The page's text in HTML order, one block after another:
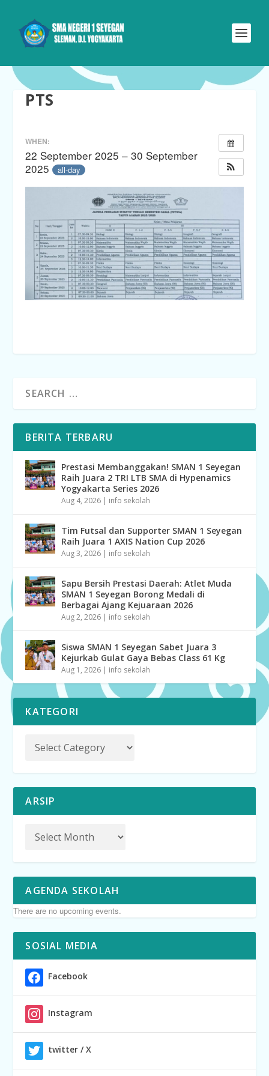
PTS
WHEN:
22 September 2025 – 30 September
2025 all-day
BERITA TERBARU
Prestasi Membanggakan! SMAN 1 Seyegan
Raih Juara 2 TRI LTB SMA di Hypenamics
Yogyakarta Series 2026
Aug 4, 2026 | info sekolah
Tim Futsal dan Supporter SMAN 1 Seyegan
Raih Juara 1 AXIS Nation Cup 2026
Aug 3, 2026 | info sekolah
Sapu Bersih Prestasi Daerah: Atlet Muda
SMAN 1 Seyegan Borong Medali di
Berbagai Ajang Kejuaraan 2026
Aug 2, 2026 | info sekolah
Siswa SMAN 1 Seyegan Sabet Juara 3
Kejurkab Gulat Gaya Bebas Class 61 Kg
Aug 1, 2026 | info sekolah
KATEGORI
ARSIP
AGENDA SEKOLAH
There are no upcoming events.
SOSIAL MEDIA
Facebook
Instagram
twitter / X